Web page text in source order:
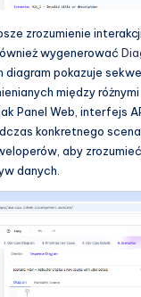
zrozumienie
wygenerować
diagram pokazuje
między różnymi
Panel Web, interfejs
konkretnego
aby
danych.